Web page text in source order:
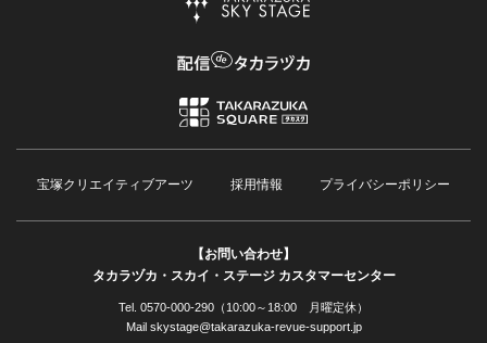
宝塚クリエイティブアーツ 採用情報 プライバシーポリシー
【お問い合わせ】
タカラヅカ・スカイ・ステージ カスタマーセンター
Tel. 0570-000-290（10:00～18:00 月曜定休）
Mail skystage@takarazuka-revue-support.jp